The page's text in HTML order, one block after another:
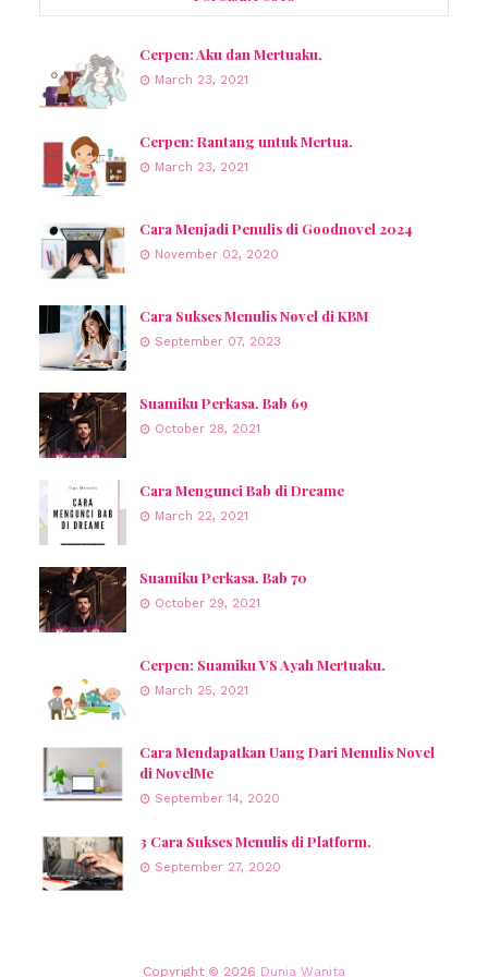
Cerpen: Aku dan Mertuaku.
March 23, 2021
Cerpen: Rantang untuk Mertua.
March 23, 2021
Cara Menjadi Penulis di Goodnovel 2024
November 02, 2020
Cara Sukses Menulis Novel di KBM
September 07, 2023
Suamiku Perkasa. Bab 69
October 28, 2021
Cara Mengunci Bab di Dreame
March 22, 2021
Suamiku Perkasa. Bab 70
October 29, 2021
Cerpen: Suamiku VS Ayah Mertuaku.
March 25, 2021
Cara Mendapatkan Uang Dari Menulis Novel
di NovelMe
September 14, 2020
3 Cara Sukses Menulis di Platform.
September 27, 2020
Copyright © 2026 Dunia Wanita